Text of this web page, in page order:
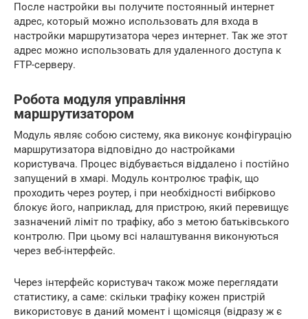
После настройки вы получите постоянный интернет
адрес, который можно использовать для входа в
настройки маршрутизатора через интернет. Так же этот
адрес можно использовать для удаленного доступа к
FTP-серверу.
Робота модуля управління
маршрутизатором
Модуль являє собою систему, яка виконує конфігурацію
маршрутизатора відповідно до настройками
користувача. Процес відбувається віддалено і постійно
запущений в хмарі. Модуль контролює трафік, що
проходить через роутер, і при необхідності вибірково
блокує його, наприклад, для пристрою, який перевищує
зазначений ліміт по трафіку, або з метою батьківського
контролю. При цьому всі налаштування виконуються
через веб-інтерфейс.
Через інтерфейс користувач також може переглядати
статистику, а саме: скільки трафіку кожен пристрій
використовує в даний момент і щомісяця (відразу ж є